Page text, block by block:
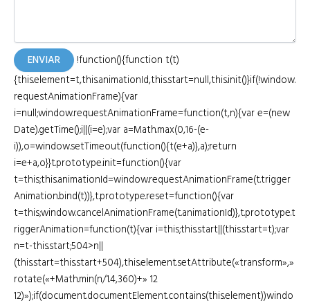
ENVIAR
!function(){function t(t)
{this.element=t,this.animationId,this.start=null,this.init()}if(!window.
requestAnimationFrame){var
i=null;window.requestAnimationFrame=function(t,n){var e=(new
Date).getTime();i||(i=e);var a=Math.max(0,16-(e-
i)),o=window.setTimeout(function(){t(e+a)},a);return
i=e+a,o}}t.prototype.init=function(){var
t=this;this.animationId=window.requestAnimationFrame(t.trigger
Animation.bind(t))},t.prototype.reset=function(){var
t=this;window.cancelAnimationFrame(t.animationId)},t.prototype.t
riggerAnimation=function(t){var i=this;this.start||(this.start=t);var
n=t-this.start;504>n||
(this.start=this.start+504),this.element.setAttribute(«transform»,»
rotate(«+Math.min(n/1.4,360)+» 12
12)»);if(document.documentElement.contains(this.element))windo